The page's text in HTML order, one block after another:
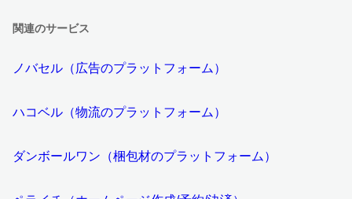
関連のサービス
ノバセル（広告のプラットフォーム）
ハコベル（物流のプラットフォーム）
ダンボールワン（梱包材のプラットフォーム）